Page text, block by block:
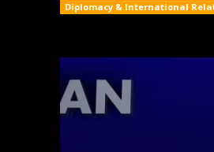
Diplomacy & International